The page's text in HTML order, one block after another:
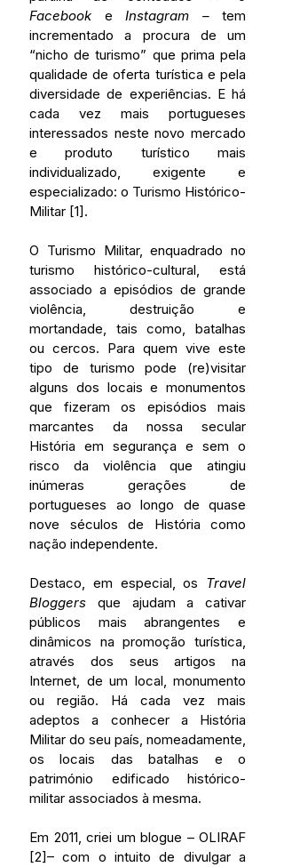
Facebook e Instagram – tem
incrementado a procura de um
“nicho de turismo” que prima pela
qualidade de oferta turística e pela
diversidade de experiências. E há
cada vez mais portugueses
interessados neste novo mercado
e produto turístico mais
individualizado, exigente e
especializado: o Turismo Histórico-
Militar [1].
O Turismo Militar, enquadrado no
turismo histórico-cultural,
está
associado a episódios de grande
violência, destruição e
mortandade, tais como, batalhas
ou cercos. Para quem vive este
tipo de turismo pode (re)visitar
alguns dos locais e monumentos
que fizeram os episódios mais
marcantes da nossa secular
História em segurança e sem o
risco da violência que atingiu
inúmeras gerações de
portugueses ao longo de quase
nove séculos de História como
nação independente.
Destaco, em especial, os Travel
Bloggers que ajudam a cativar
públicos mais abrangentes e
dinâmicos na promoção turística,
através dos seus artigos na
Internet, de um local, monumento
ou região. Há cada vez mais
adeptos a conhecer a História
Militar do seu país, nomeadamente,
os locais das batalhas e o
património edificado histórico-
militar associados à mesma.
Em 2011, criei um blogue – OLIRAF
[2]– com o intuito de divulgar a